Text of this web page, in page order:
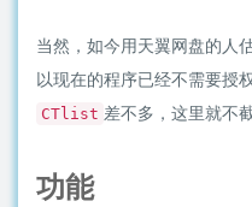
当然，如今用天翼网盘的人
以现在的程序已经不需要授
CTlist 差不多，这里就不
功能